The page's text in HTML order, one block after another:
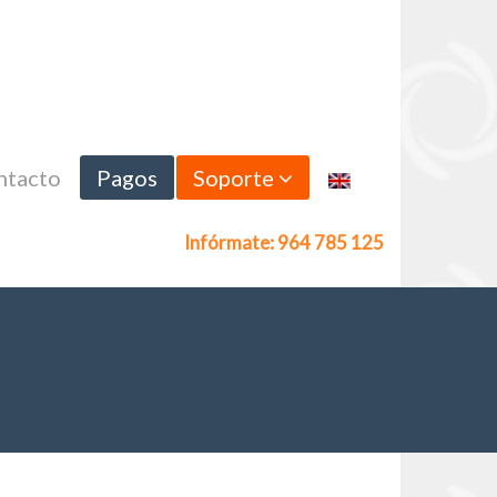
Pagos Soporte
Infórmate: 964 785 125